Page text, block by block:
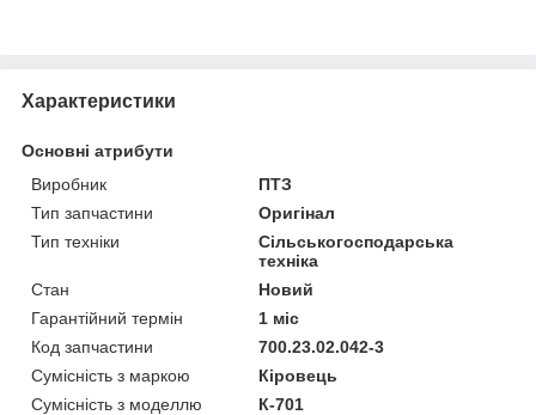
Характеристики
Основні атрибути
Виробник
ПТЗ
Тип запчастини
Оригінал
Тип техніки
Сільськогосподарська
техніка
Стан
Новий
Гарантійний термін
1 міс
Код запчастини
700.23.02.042-3
Сумісність з маркою
Кіровець
Сумісність з моделлю
К-701